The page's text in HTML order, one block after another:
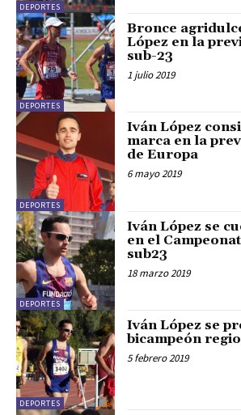
DEPORTES
DEPORTES
Bronce
López en la
sub-23
1 julio 2019
DEPORTES
Iván López
marca en la
de Europa
6 mayo 2019
DEPORTES
Iván López se
en el
sub23
18 marzo 2019
DEPORTES
Iván López se
bicampeón
5 febrero 2019